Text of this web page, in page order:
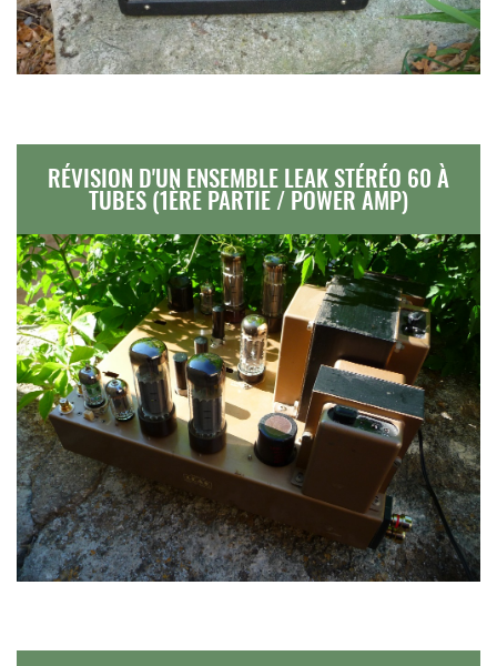
RÉVISION D'UN ENSEMBLE LEAK STÉRÉO 60 À
TUBES (1ÈRE PARTIE / POWER AMP)